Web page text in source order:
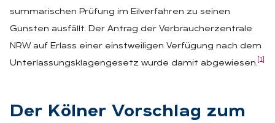
summarischen Prüfung im Eilverfahren zu seinen
Gunsten ausfällt. Der Antrag der Verbraucherzentrale
NRW auf Erlass einer einstweiligen Verfügung nach dem
Unterlassungsklagengesetz wurde damit abgewiesen. [1]
Der Köl­ner Vor­schlag zum